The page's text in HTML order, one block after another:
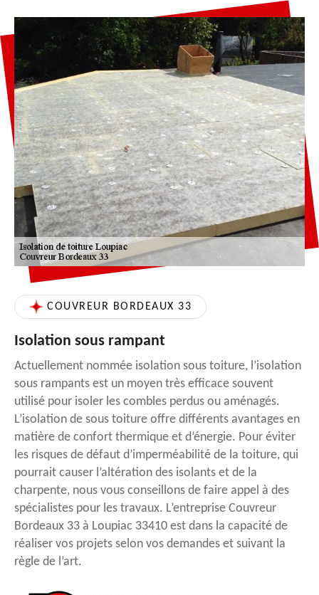
COUVREUR BORDEAUX 33
Isolation sous rampant
Actuellement nommée isolation sous toiture, l’isolation
sous rampants est un moyen très efficace souvent
utilisé pour isoler les combles perdus ou aménagés.
L’isolation de sous toiture offre différents avantages en
matière de confort thermique et d’énergie. Pour éviter
les risques de défaut d’imperméabilité de la toiture, qui
pourrait causer l’altération des isolants et de la
charpente, nous vous conseillons de faire appel à des
spécialistes pour les travaux. L’entreprise Couvreur
Bordeaux 33 à Loupiac 33410 est dans la capacité de
réaliser vos projets selon vos demandes et suivant la
règle de l’art.